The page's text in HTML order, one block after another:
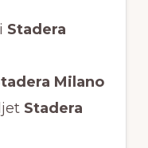
Stadera
Milano
Stadera